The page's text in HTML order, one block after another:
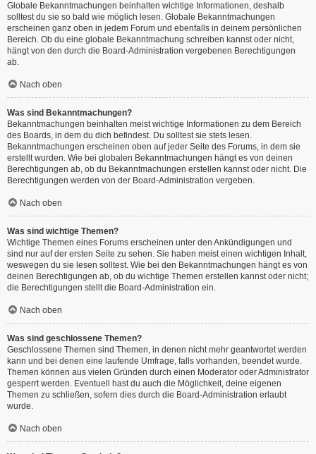
Globale Bekanntmachungen beinhalten wichtige Informationen, deshalb
solltest du sie so bald wie möglich lesen. Globale Bekanntmachungen
erscheinen ganz oben in jedem Forum und ebenfalls in deinem persönlichen
Bereich. Ob du eine globale Bekanntmachung schreiben kannst oder nicht,
hängt von den durch die Board-Administration vergebenen Berechtigungen
ab.
Nach oben
Was sind Bekanntmachungen?
Bekanntmachungen beinhalten meist wichtige Informationen zu dem Bereich
des Boards, in dem du dich befindest. Du solltest sie stets lesen.
Bekanntmachungen erscheinen oben auf jeder Seite des Forums, in dem sie
erstellt wurden. Wie bei globalen Bekanntmachungen hängt es von deinen
Berechtigungen ab, ob du Bekanntmachungen erstellen kannst oder nicht. Die
Berechtigungen werden von der Board-Administration vergeben.
Nach oben
Was sind wichtige Themen?
Wichtige Themen eines Forums erscheinen unter den Ankündigungen und
sind nur auf der ersten Seite zu sehen. Sie haben meist einen wichtigen Inhalt,
weswegen du sie lesen solltest. Wie bei den Bekanntmachungen hängt es von
deinen Berechtigungen ab, ob du wichtige Themen erstellen kannst oder nicht;
die Berechtigungen stellt die Board-Administration ein.
Nach oben
Was sind geschlossene Themen?
Geschlossene Themen sind Themen, in denen nicht mehr geantwortet werden
kann und bei denen eine laufende Umfrage, falls vorhanden, beendet wurde.
Themen können aus vielen Gründen durch einen Moderator oder Administrator
gesperrt werden. Eventuell hast du auch die Möglichkeit, deine eigenen
Themen zu schließen, sofern dies durch die Board-Administration erlaubt
wurde.
Nach oben